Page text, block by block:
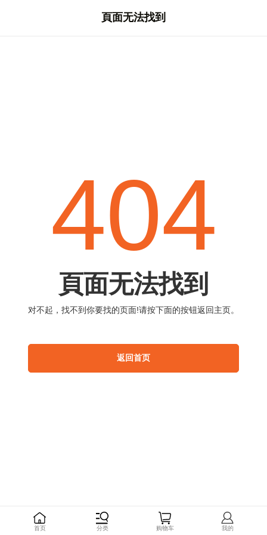
頁面无法找到
首页 分类 购物车 我的
404
頁面无法找到
对不起 ， 找不到你要找的页面!请按下面的按钮返回主页。
返回首页